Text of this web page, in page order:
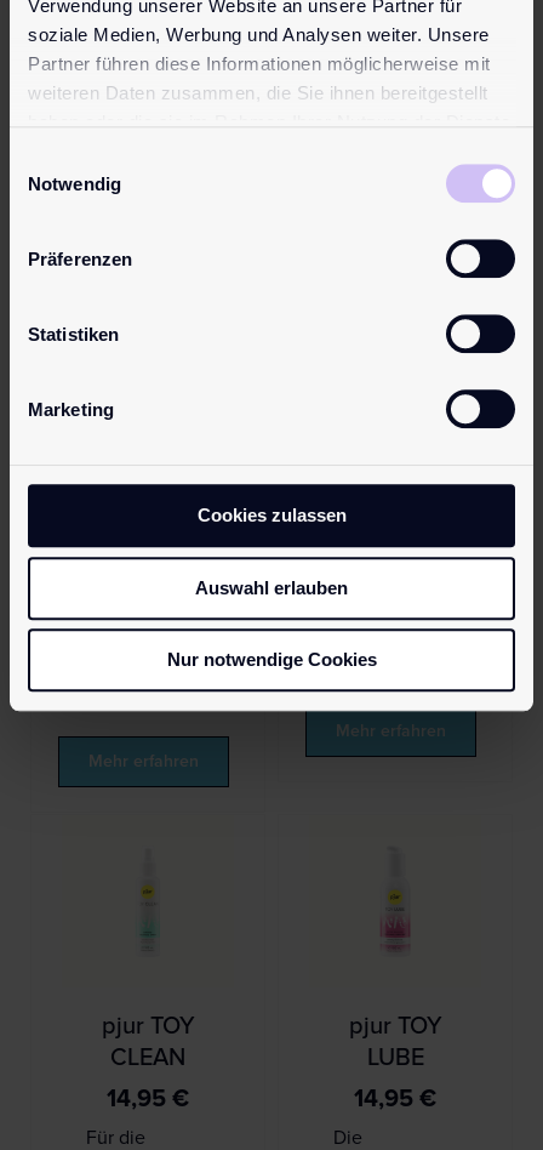
Verwendung unserer Website an unsere Partner für
soziale Medien, Werbung und Analysen weiter. Unsere
Partner führen diese Informationen möglicherweise mit
weiteren Daten zusammen, die Sie ihnen bereitgestellt
Notwendig
Präferenzen
Statistiken
Marketing
Cookies zulassen
Auswahl erlauben
Nur notwendige Cookies
Unser
eines der
meistgekaufte
ergiebig und
außergewöhnl
ich…
Mehr erfahren
Topseller
pjur BASIC
€
Einsteigerprod
die mal ein
Silikonprodukt
Silikonqualität
zum att…
Mehr erfahren
pjur TOY
CLEAN
14,95 €
Für die
pjur TOY
LUBE
14,95 €
Die